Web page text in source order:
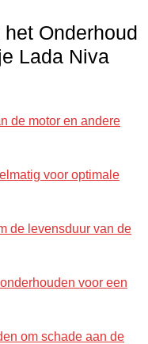
Onderhoud
Lada Niva
de motor en andere
voor optimale
de levensduur van de
voor een
om schade aan de